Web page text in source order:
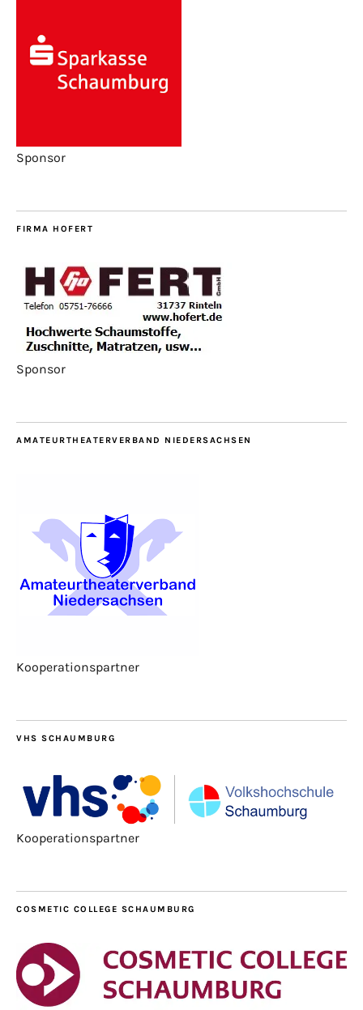
Sponsor
FIRMA HOFERT
Sponsor
AMATEURTHEATERVERBAND NIEDERSACHSEN
Kooperationspartner
VHS SCHAUMBURG
Kooperationspartner
COSMETIC COLLEGE SCHAUMBURG